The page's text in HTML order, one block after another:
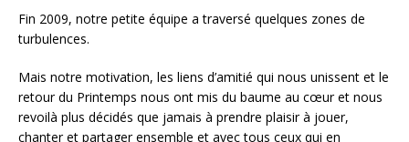
Fin 2009, notre petite équipe a traversé quelques zones de
turbulences.
Mais notre motivation, les liens d’amitié qui nous unissent et le
retour du Printemps nous ont mis du baume au cœur et nous
revoilà plus décidés que jamais à prendre plaisir à jouer,
chanter et partager ensemble et avec tous ceux qui en